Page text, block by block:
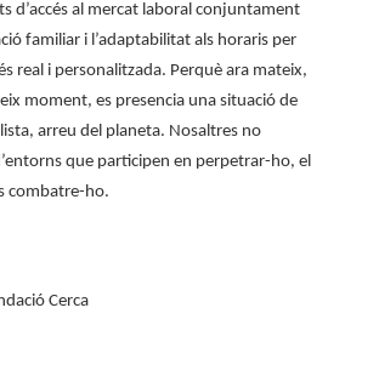
d’accés al mercat laboral conjuntament
familiar i l’adaptabilitat als horaris per
real i personalitzada. Perquè ara mateix,
moment, es presencia una situació de
arreu del planeta. Nosaltres no
que participen en perpetrar-ho, el
combatre-ho.
Cerca